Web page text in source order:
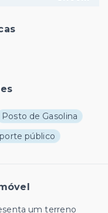
Posto de Gasolina
público
um terreno